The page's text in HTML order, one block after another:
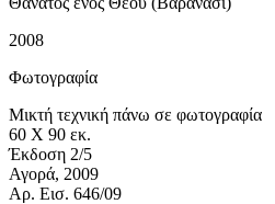
2008
Φωτογραφία
Μικτή τεχνική πάνω σε φωτογραφία
60 X 90 εκ.
Έκδοση 2/5
Αγορά, 2009
Αρ. Εισ. 646/09